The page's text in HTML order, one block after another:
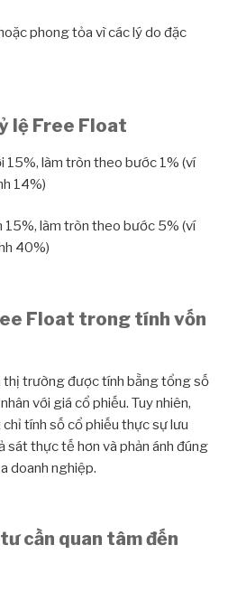
phong tỏa vì các lý do đặc
lệ Free Float
làm tròn theo bước 1% (ví
14%)
làm tròn theo bước 5% (ví
40%)
Float trong tính vốn
thị trường được tính bằng tổng số
với giá cổ phiếu. Tuy nhiên,
tính số cổ phiếu thực sự lưu
sát thực tế hơn và phản ánh đúng
doanh nghiệp.
cần quan tâm đến